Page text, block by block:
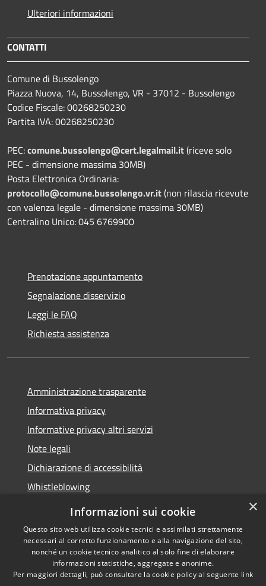
Ulteriori informazioni
CONTATTI
Comune di Bussolengo
Piazza Nuova, 14, Bussolengo, VR - 37012 - Bussolengo
Codice Fiscale: 00268250230
Partita IVA: 00268250230
PEC:comune.bussolengo@cert.legalmail.it(riceve solo
PEC - dimensione massima 30MB)
Posta Elettronica Ordinaria:
protocollo@comune.bussolengo.vr.it(non rilascia ricevute
con valenza legale - dimensione massima 30MB)
Centralino Unico: 045 6769900
Prenotazione appuntamento
Segnalazione disservizio
Leggi le FAQ
Richiesta assistenza
Amministrazione trasparente
Informativa privacy
Informative privacy altri servizi
Note legali
Dichiarazione di accessibilità
Whistleblowing
RSS
Accessibilità
Privacy
Copyright © 2026 • Comune di
Bussolengo • Powered by
Municipium•Accesso
×
Informazioni sui cookie
Questo sito web utilizza cookie tecnici e assimilati strettamente
necessari al corretto funzionamento e alla navigazione del sito,
nonché un cookie tecnico analitico al solo fine di elaborare
informazioni statistiche, aggregate e anonime.
Per maggiori dettagli, può consultare la cookie policy al seguente link